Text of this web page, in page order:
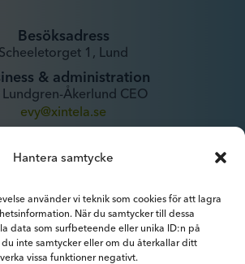
Hantera samtycke
använder vi teknik som cookies för att lagra
När du samtycker till dessa
data som surfbeteende eller unika ID:n på
inte samtycker eller om du återkallar ditt
vissa funktioner negativt.
Besöksadress
Scheeletorget 1, Lund
& administration
Lundgren-Åkerlund CEO
evy@xintela.se
IR & Media